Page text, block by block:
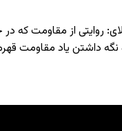
داشتن یاد مقاومت